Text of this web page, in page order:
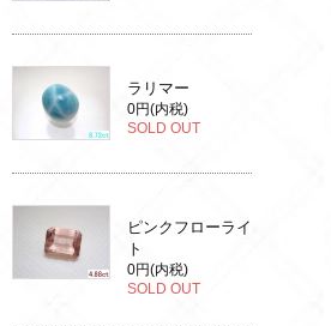
ラリマー
0円(内税)
SOLD OUT
ピンクフローライ
ト
0円(内税)
SOLD OUT